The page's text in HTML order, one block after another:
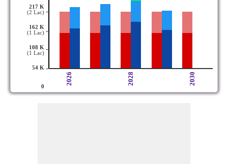
217 K
(2 Lac)
162 K
(1 Lac)
108 K
(1 Lac)
54 K
0
-
-
-
-
2026 2028 2030